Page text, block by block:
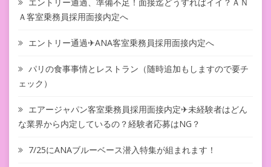
Ａ客室乗務員採用面接内定へ
エントリー通過✈ANA客室乗務員採用面接内定へ
パリの食事事情とレストラン（随時追加もしますので要チ
ェック）
エアージャパン客室乗務員採用面接内定✈未経験者はどん
な業界から内定しているの？経験者応募はNG？
7/25にANAブルーベース潜入特集が組まれます！